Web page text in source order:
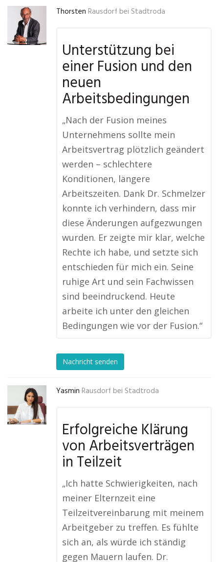
Thorsten Rausdorf bei Stadtroda
Unterstützung bei
einer Fusion und den
neuen
Arbeitsbedingungen
„Nach der Fusion meines
Unternehmens sollte mein
Arbeitsvertrag plötzlich geändert
werden – schlechtere
Konditionen, längere
Arbeitszeiten. Dank Dr. Schmelzer
konnte ich verhindern, dass mir
diese Änderungen aufgezwungen
wurden. Er zeigte mir klar, welche
Rechte ich habe, und setzte sich
entschieden für mich ein. Seine
ruhige Art und sein Fachwissen
sind beeindruckend. Heute
arbeite ich unter den gleichen
Bedingungen wie vor der Fusion.“
Nachricht senden
Yasmin Rausdorf bei Stadtroda
Erfolgreiche Klärung
von Arbeitsverträgen
in Teilzeit
„Ich hatte Schwierigkeiten, nach
meiner Elternzeit eine
Teilzeitvereinbarung mit meinem
Arbeitgeber zu treffen. Es fühlte
sich an, als würde ich ständig
gegen Mauern laufen. Dr.